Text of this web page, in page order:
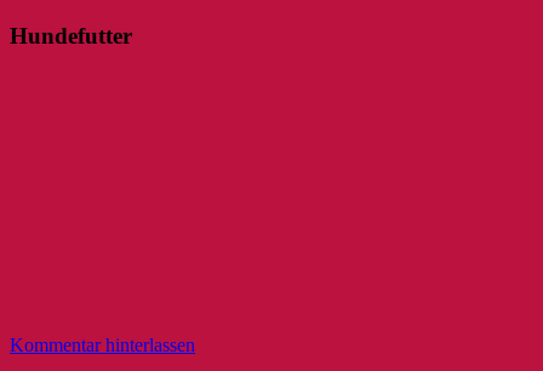
Hundefutter
Kommentar hinterlassen